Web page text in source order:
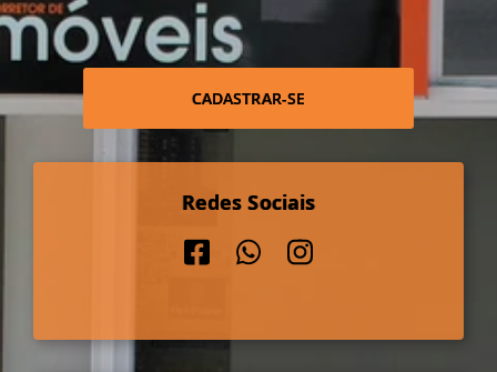
CADASTRAR-SE
Redes Sociais